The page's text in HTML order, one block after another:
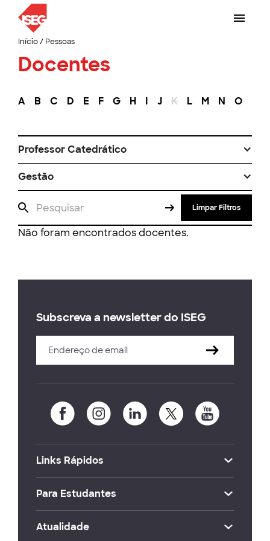
Início/ Pessoas
Docentes
A B C D E F G H I J K L M N O
Professor Catedrático
Gestão
Limpar Filtros
Não foram encontrados docentes.
Subscreva a newsletter do ISEG
Links Rápidos
Para Estudantes
Atualidade